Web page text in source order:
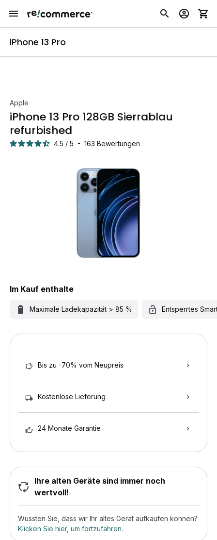
iPhone 13 Pro
Apple
iPhone 13 Pro 128GB Sierrablau
refurbished
4.5 / 5 - 163 Bewertungen
Im Kauf enthalte
Maximale Ladekapazität > 85 % Entsperrtes
Bis zu -70% vom Neupreis
Kostenlose Lieferung
24 Monate Garantie
Ihre alten Geräte sind immer noch
wertvoll!
Wussten Sie, dass wir Ihr altes Gerät aufkaufen können?
Klicken Sie hier, um fortzufahren.